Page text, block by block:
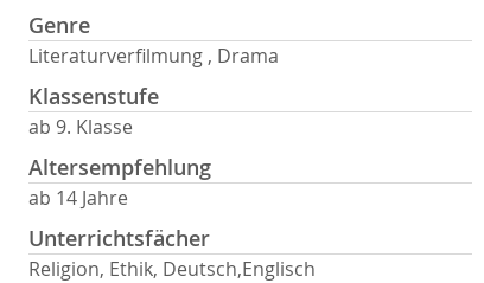
Genre
Literaturverfilmung , Drama
Klassenstufe
ab 9. Klasse
Altersempfehlung
ab 14 Jahre
Unterrichtsfächer
Religion, Ethik, Deutsch,Englisch